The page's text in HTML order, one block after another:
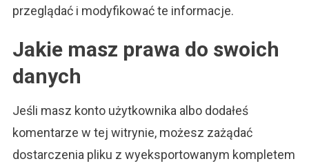
przeglądać i modyfikować te informacje.
Jakie masz prawa do swoich
danych
Jeśli masz konto użytkownika albo dodałeś
komentarze w tej witrynie, możesz zażądać
dostarczenia pliku z wyeksportowanym kompletem